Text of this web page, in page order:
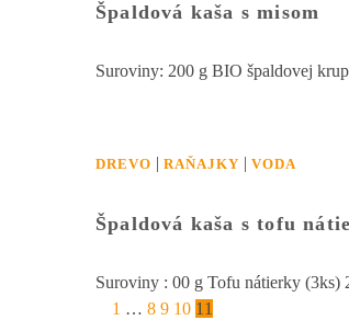
Špaldová kaša s misom
Suroviny: 200 g BIO špaldovej
DREVO | RAŇAJKY | VODA
Špaldová kaša s tofu
Suroviny : 00 g Tofu nátierky (3ks)
1 … 8 9 10 11